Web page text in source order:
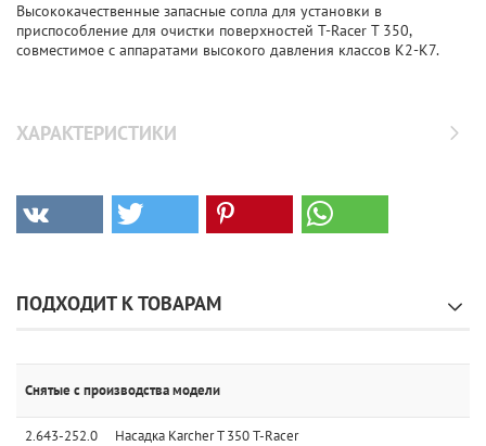
Высококачественные запасные сопла для установки в
приспособление для очистки поверхностей T-Racer T 350,
совместимое с аппаратами высокого давления классов K2-K7.
ХАРАКТЕРИСТИКИ
ПОДХОДИТ К ТОВАРАМ
Снятые с производства модели
2.643-252.0 Насадка Karcher T 350 T-Racer